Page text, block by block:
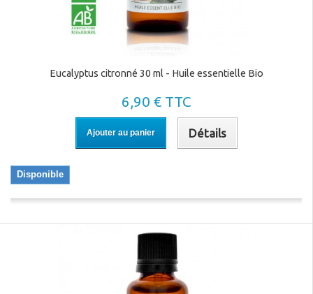
Eucalyptus citronné 30 ml - Huile essentielle Bio
6,90 € TTC
Ajouter au panier Détails
Disponible